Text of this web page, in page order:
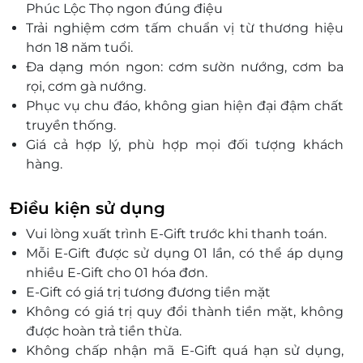
119 Phú Lợi, Thủ Dầu Một, Bình Dương
728 Huỳnh Tấn Phát, P. Tân Phú, Quận 7, Hồ Chí
Minh
223 Nguyễn Thị Thập, P. Tân Phú, Quận 7, Hồ Chí
Minh
171 Nguyễn Văn Quá, P. Tân Hưng Thuận, Quận 12, Hồ
Chí Minh
152 Huỳnh Thiện Lộc, P. Hòa Thạnh, Quận Tân Phú,
Hồ Chí Minh
Thủ Đức, Hồ Chí Minh
353 Sư Vạn Hạnh, phường 12, Quận 10, Hồ Chí Minh
05 Vườn Lài, P. Phú Thọ Hòa, Quận Tân Phú, Hồ Chí
Minh
539 Phan Văn Trị, P. 5, Quận Gò Vấp, Hồ Chí Minh
12/6 Tô Ký, Tổ 6, KP3 P. Tân Chánh Hiệp, Quận 12, Hồ
Chí Minh
743-745 Kha Vạn Cân, P. Linh Tây, Thủ Đức, Hồ Chí
Phúc Lộc Thọ ngon đúng điệu
Trải nghiệm cơm tấm chuẩn vị từ thương hiệu
hơn 18 năm tuổi.
Đa dạng món ngon: cơm sườn nướng, cơm ba
rọi, cơm gà nướng.
Phục vụ chu đáo, không gian hiện đại đậm chất
truyền thống.
Giá cả hợp lý, phù hợp mọi đối tượng khách
hàng.
thân.
Sử dụng dễ dàng với thẻ quà tặng LifeLink tiện
lợi.
Mang đến trải nghiệm ẩm thực tuyệt vời tại Sài
Gòn.
Điều kiện sử dụng
Vui lòng xuất trình E-Gift trước khi thanh toán.
Mỗi E-Gift được sử dụng 01 lần, có thể áp dụng
nhiều E-Gift cho 01 hóa đơn.
E-Gift có giá trị tương đương tiền mặt
Không có giá trị quy đổi thành tiền mặt, không
được hoàn trả tiền thừa.
Không chấp nhận mã E-Gift quá hạn sử dụng,